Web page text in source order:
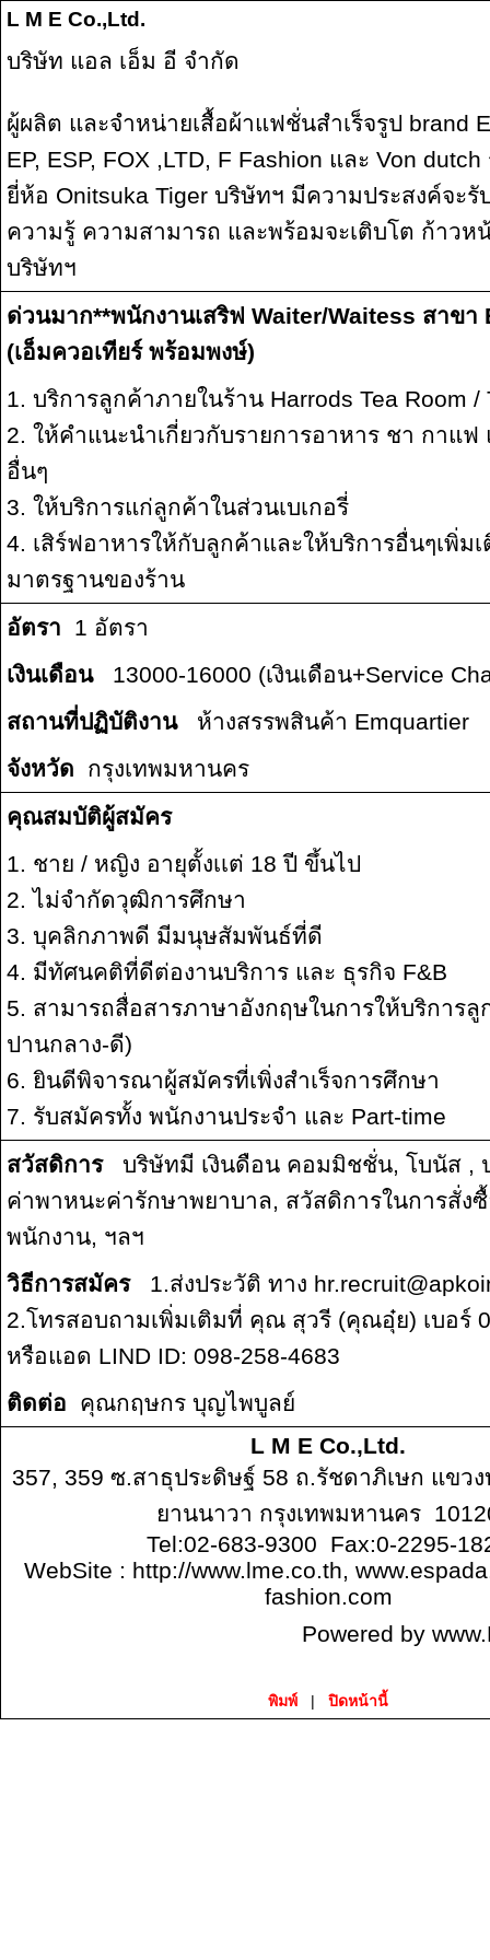
L M E Co.,Ltd.
บริษัท แอล เอ็ม อี จำกัด
ผู้ผลิต และจำหน่ายเสื้อผ้าแฟชั่นสำเร็จรูป brand
EP, ESP, FOX ,LTD, F Fashion และ Von dutch
ยี่ห้อ Onitsuka Tiger บริษัทฯ มีความประสงค์จะ
ความรู้ ความสามารถ และพร้อมจะเติบโต ก้าวห
บริษัทฯ
ด่วนมาก**พนักงานเสริฟ Waiter/Waitess สาขา
(เอ็มควอเทียร์ พร้อมพงษ์)
1. บริการลูกค้าภายในร้าน Harrods Tea Room /
2. ให้คำแนะนำเกี่ยวกับรายการอาหาร ชา กาแฟ
อื่นๆ
3. ให้บริการแก่ลูกค้าในส่วนเบเกอรี่
4. เสิร์ฟอาหารให้กับลูกค้าและให้บริการอื่นๆเพิ่ม
มาตรฐานของร้าน
อัตรา 1 อัตรา
เงินเดือน13000-16000 (เงินเดือน+Service
สถานที่ปฏิบัติงานห้างสรรพสินค้า Emquartier
จังหวัด กรุงเทพมหานคร
คุณสมบัติผู้สมัคร
1. ชาย / หญิง อายุตั้งเเต่ 18 ปี ขึ้นไป
2. ไม่จำกัดวุฒิการศึกษา
3. บุคลิกภาพดี มีมนุษสัมพันธ์ที่ดี
4. มีทัศนคติที่ดีต่องานบริการ และ ธุรกิจ F&B
5. สามารถสื่อสารภาษาอังกฤษในการให้บริการลู
ปานกลาง-ดี)
6. ยินดีพิจารณาผู้สมัครที่เพิ่งสำเร็จการศึกษา
7. รับสมัครทั้ง พนักงานประจำ และ Part-time
สวัสดิการบริษัทมี เงินดือน คอมมิชชั่น, โบนัส ,
ค่าพาหนะค่ารักษาพยาบาล, สวัสดิการในการสั่ง
พนักงาน, ฯลฯ
วิธีการสมัคร1.ส่งประวัติ ทาง
2.โทรสอบถามเพิ่มเติมที่ คุณ สุวรี (คุณอุ๋ย) เบอร์
หรือแอด LIND ID: 098-258-4683
ติดต่อ คุณกฤษกร บุญไพบูลย์
L M E Co.,Ltd.
357, 359 ซ.สาธุประดิษฐ์ 58 ถ.รัชดาภิเษก แขวง
ยานนาวา กรุงเทพมหานคร
Tel:02-683-9300 Fax:0-2295-
WebSite : http://www.lme.co.th,
fashion.com
Powered by
พิมพ์ | ปิดหน้านี้